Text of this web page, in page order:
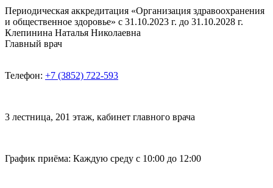
Периодическая аккредитация «Организация здравоохранения
и общественное здоровье» с 31.10.2023 г. до 31.10.2028 г.
Клепинина Наталья Николаевна
Главный врач
Телефон: +7 (3852) 722-593
3 лестница, 201 этаж, кабинет главного врача
График приёма: Каждую среду с 10:00 до 12:00